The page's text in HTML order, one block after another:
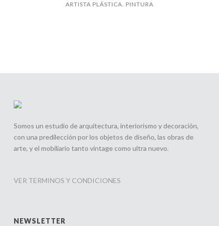
ARTISTA PLÁSTICA. PINTURA
Somos un estudio de arquitectura, interiorismo y decoración,
con una predilección por los objetos de diseño, las obras de
arte, y el mobiliario tanto vintage como ultra nuevo.
VER TERMINOS Y CONDICIONES
NEWSLETTER